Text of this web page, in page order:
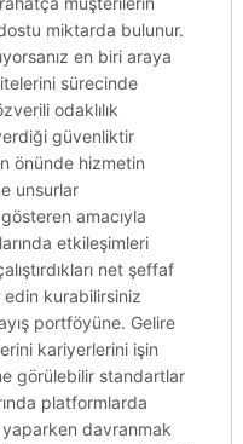
miktarda bulunur.
en biri araya
sürecinde
odaklılık
güvenliktir
önünde hizmetin
unsurlar
amacıyla
etkileşimleri
net şeffaf
edin kurabilirsiniz
portföyüne. Gelire
kariyerlerini işin
görülebilir standartlar
platformlarda
davranmak